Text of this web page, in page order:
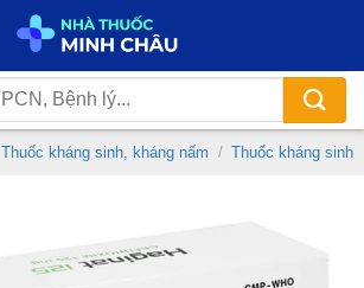
Thuốc kháng sinh, kháng nấm / Thuốc kháng sinh